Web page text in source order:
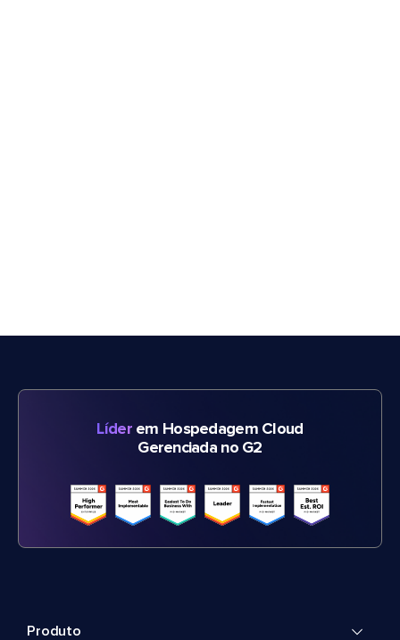
Líderem Hospedagem Cloud
Gerenciada no G2
Produto